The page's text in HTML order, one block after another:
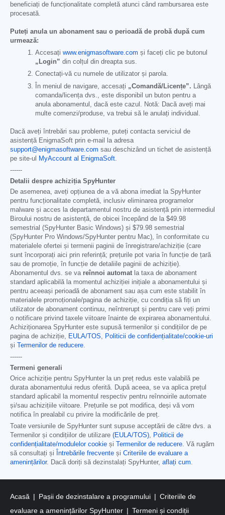
beneficiați de funcționalitate completă atunci când rambursarea este
procesată.
Puteți anula un abonament sau o perioadă de probă după cum
urmează:
Accesați www.enigmasoftware.com și faceți clic pe butonul
„Login” din colțul din dreapta sus.
Conectați-vă cu numele de utilizator și parola.
În meniul de navigare, accesați „Comandă/Licențe”. Lângă
comanda/licența dvs., este disponibil un buton pentru a
anula abonamentul, dacă este cazul. Notă: Dacă aveți mai
multe comenzi/produse, va trebui să le anulați individual.
Dacă aveți întrebări sau probleme, puteți contacta serviciul de
asistență EnigmaSoft prin e-mail la adresa
support@enigmasoftware.com sau deschizând un tichet de asistență
pe site-ul
MyAccount al EnigmaSoft
------
Detalii despre achiziția SpyHunter
De asemenea, aveți opțiunea de a vă abona imediat la SpyHunter
pentru funcționalitate completă, inclusiv eliminarea programelor
malware și acces la departamentul nostru de asistență prin intermediul
Biroului nostru de asistență, de obicei începând de la $49.98
semestrial (SpyHunter Basic Windows) și $79.98 semestrial
(SpyHunter Pro Windows/SpyHunter pentru Mac), în conformitate cu
materialele ofertei și termenii paginii de înregistrare/achiziție (care
sunt încorporați aici prin referință; prețurile pot varia în funcție de țară
sau de promoție, în funcție de detaliile paginii de achiziție).
Abonamentul dvs. se va reînnoi automat la taxa de abonament
standard aplicabilă la momentul achiziției inițiale a abonamentului și
pentru aceeași perioadă de abonament sau așa cum este stabilit în
materialele promoționale/pagina de achiziție, cu condiția să fiți un
utilizator de abonament continuu, neîntrerupt și pentru care veți primi
o notificare privind taxele viitoare înainte de expirarea abonamentului.
Achiziționarea SpyHunter este supusă termenilor și condițiilor de pe
pagina de achiziție,
EULA/TOS
Politicii de confidențialitate/cookie-uri
și Termenilor de reducere
------
Termeni generali
Orice achiziție pentru SpyHunter la un preț redus este valabilă pe
durata abonamentului redus oferită. După aceea, se va aplica prețul
standard aplicabil la momentul respectiv pentru reînnoirile automate
și/sau achizițiile viitoare. Prețurile se pot modifica, deși vă vom
notifica în prealabil cu privire la modificările de preț.
Toate versiunile de SpyHunter sunt supuse acceptării de către dvs. a
Termenilor și condițiilor de utilizare (EULA/TOS)
Politicii de
confidențialitate/modulelor cookie și Termenilor de reducere . Vă rugăm
să consultați și
Întrebările frecvente și Criteriile de evaluare a
amenințărilor. Dacă doriți să dezinstalați SpyHunter, aflați cum
Acasă Pașii de dezinstalare a programului
Criteriile de
evaluare a amenințărilor SpyHunter
Termeni și condiții